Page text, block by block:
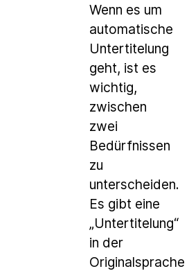
Wenn es um
automatische
Untertitelung
geht, ist es
wichtig,
zwischen
zwei
Bedürfnissen
zu
unterscheiden.
Es gibt eine
„Untertitelung“
in der
Originalsprache